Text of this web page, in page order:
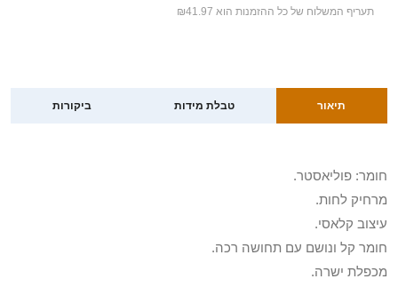
תעריף המשלוח של כל ההזמנות הוא ₪41.97
תיאור טבלת מידות ביקורות
חומר: פוליאסטר.
מרחיק לחות.
עיצוב קלאסי.
חומר קל ונושם עם תחושה רכה.
מכפלת ישרה.